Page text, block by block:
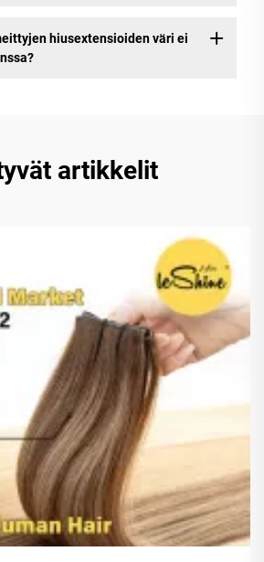
hiusextensioiden väri ei
artikkelit